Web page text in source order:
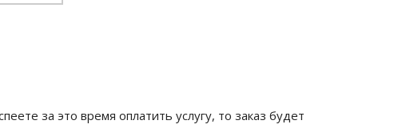
за это время оплатить услугу, то заказ будет